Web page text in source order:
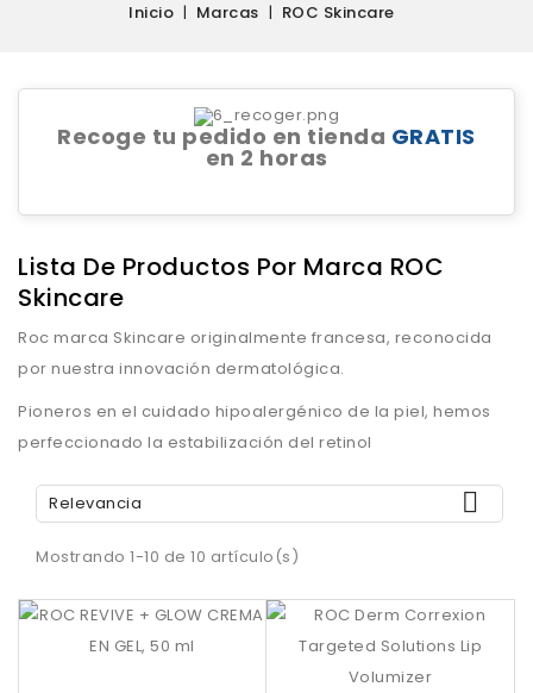
Inicio Marcas ROC Skincare
Recoge tu pedido en tienda GRATIS
en 2 horas
Lista De Productos Por Marca ROC
Skincare
Roc marca Skincare originalmente francesa, reconocida
por nuestra innovación dermatológica.
Pioneros en el cuidado hipoalergénico de la piel, hemos
perfeccionado la estabilización del retinol
Relevancia 
Mostrando 1-10 de 10 artículo(s)